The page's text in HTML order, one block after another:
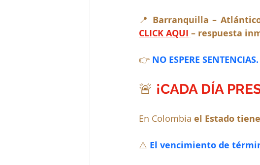
📍 Barranquilla –
CLICK AQUI – respuesta
👉 NO ESPERE
🚨 ¡CADA DÍA
En Colombia el Estado
⚠️ El vencimiento de